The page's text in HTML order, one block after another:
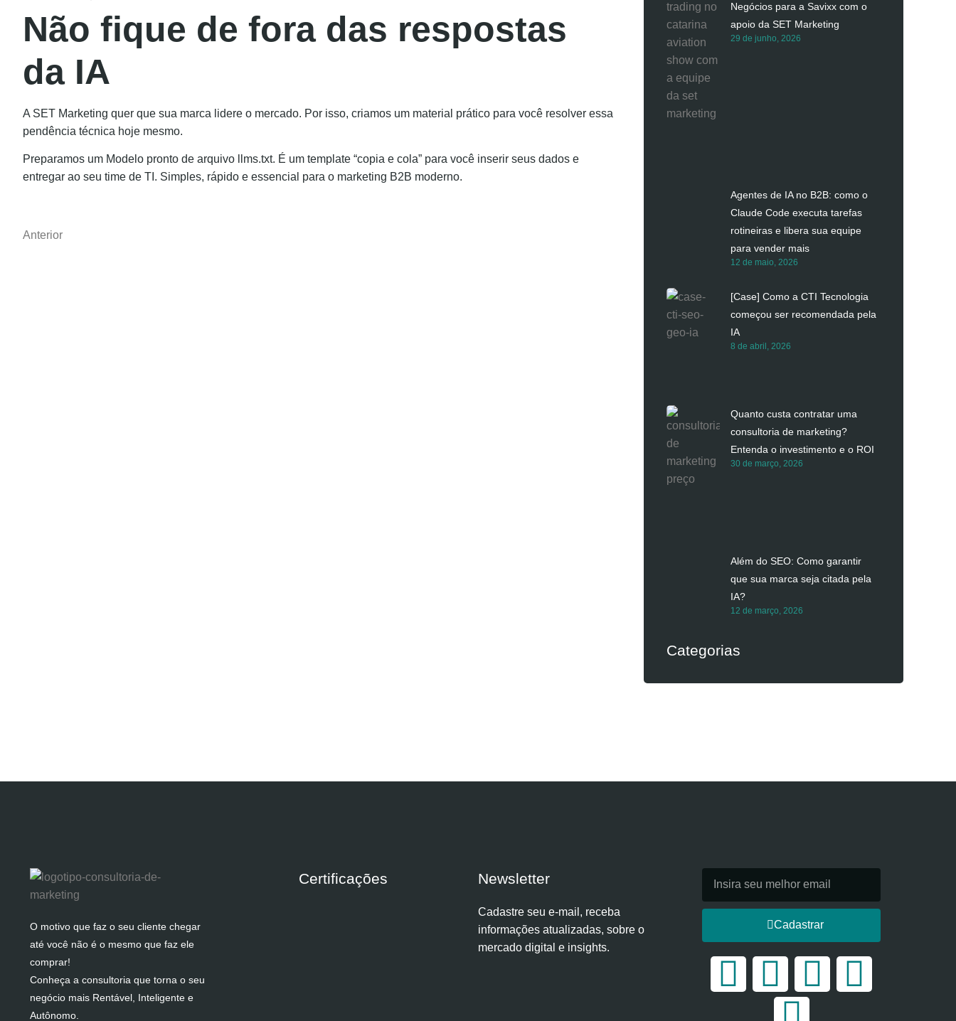
Não fique de fora das respostas
da IA
A SET Marketing quer que sua marca lidere o mercado. Por isso, criamos um material prático para você resolver essa
pendência técnica hoje mesmo.
Preparamos um Modelo pronto de arquivo llms.txt. É um template “copia e cola” para você inserir seus dados e
entregar ao seu time de TI. Simples, rápido e essencial para o marketing B2B moderno.
Anterior
Negócios para a Savixx com o
apoio da SET Marketing
29 de junho, 2026
Agentes de IA no B2B: como o
Claude Code executa tarefas
rotineiras e libera sua equipe
para vender mais
12 de maio, 2026
[Case] Como a CTI Tecnologia
começou ser recomendada pela
IA
8 de abril, 2026
Quanto custa contratar uma
consultoria de marketing?
Entenda o investimento e o ROI
30 de março, 2026
Além do SEO: Como garantir
que sua marca seja citada pela
IA?
12 de março, 2026
Categorias
O motivo que faz o seu cliente chegar
até você não é o mesmo que faz ele
comprar!
Conheça a consultoria que torna o seu
negócio mais Rentável, Inteligente e
Autônomo.
Certificações Newsletter
Cadastre seu e-mail, receba
informações atualizadas, sobre o
mercado digital e insights.
Cadastrar